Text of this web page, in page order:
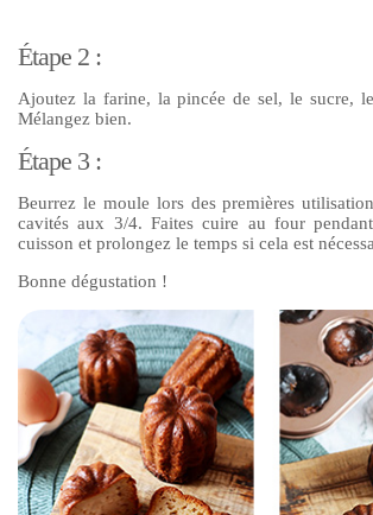
Étape 2 :
Ajoutez la farine, la pincée de sel, le sucre,
Mélangez bien.
Étape 3 :
Beurrez le moule lors des premières
cavités aux 3/4. Faites cuire au four
cuisson et prolongez le temps si cela est
Bonne dégustation !